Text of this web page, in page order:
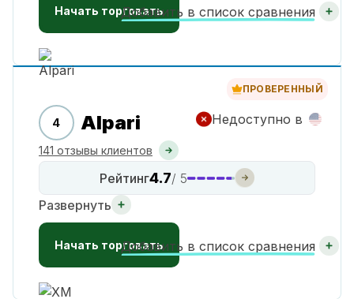
Начать торговатьДобавить в список сравнения
ПРОВЕРЕННЫЙ
Недоступно в
4 Alpari
141 отзывы клиентов
Рейтинг4.7/ 5
Развернуть
Начать торговатьДобавить в список сравнения